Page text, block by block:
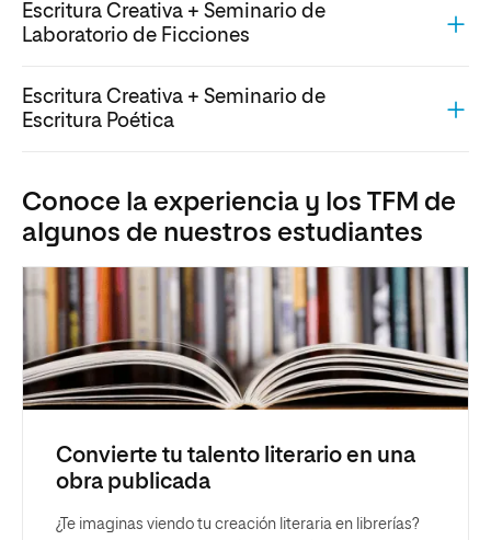
Escritura Creativa + Seminario de
Laboratorio de Ficciones
Escritura Creativa + Seminario de
Escritura Poética
Conoce la experiencia y los TFM de
algunos de nuestros estudiantes
Convierte tu talento literario en una
obra publicada
¿Te imaginas viendo tu creación literaria en librerías?